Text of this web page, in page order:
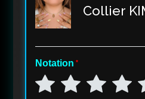
Collier
Notation *